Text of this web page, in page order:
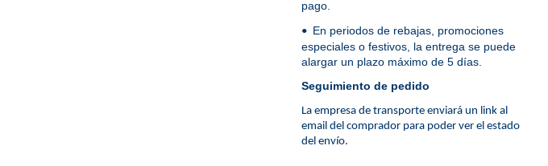
pago.
• En periodos de rebajas, promociones
especiales o festivos, la entrega se puede
alargar un plazo máximo de 5 días.
Seguimiento de pedido
La empresa de transporte enviará un link al
email del comprador para poder ver el estado
del envío.